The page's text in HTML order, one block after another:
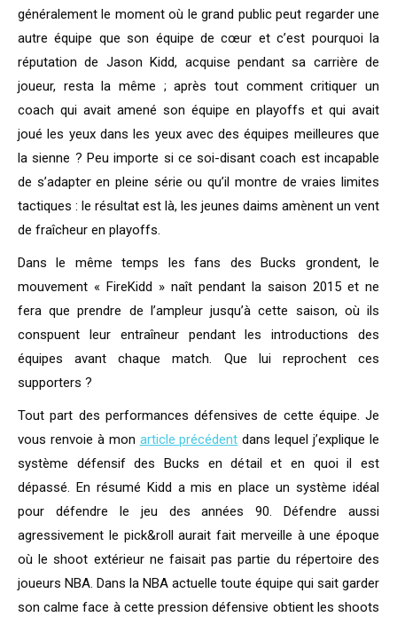
généralement le moment où le grand public peut regarder une
autre équipe que son équipe de cœur et c’est pourquoi la
réputation de Jason Kidd, acquise pendant sa carrière de
joueur, resta la même ; après tout comment critiquer un
coach qui avait amené son équipe en playoffs et qui avait
joué les yeux dans les yeux avec des équipes meilleures que
la sienne ? Peu importe si ce soi-disant coach est incapable
de s’adapter en pleine série ou qu’il montre de vraies limites
tactiques : le résultat est là, les jeunes daims amènent un vent
de fraîcheur en playoffs.
Dans le même temps les fans des Bucks grondent, le
mouvement « FireKidd » naît pendant la saison 2015 et ne
fera que prendre de l’ampleur jusqu’à cette saison, où ils
conspuent leur entraîneur pendant les introductions des
équipes avant chaque match. Que lui reprochent ces
supporters ?
Tout part des performances défensives de cette équipe. Je
vous renvoie à mon article précédent dans lequel j’explique le
système défensif des Bucks en détail et en quoi il est
dépassé. En résumé Kidd a mis en place un système idéal
pour défendre le jeu des années 90. Défendre aussi
agressivement le pick&roll aurait fait merveille à une époque
où le shoot extérieur ne faisait pas partie du répertoire des
joueurs NBA. Dans la NBA actuelle toute équipe qui sait garder
son calme face à cette pression défensive obtient les shoots